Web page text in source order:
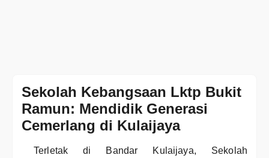
Sekolah Kebangsaan Lktp Bukit
Ramun: Mendidik Generasi
Cemerlang di Kulaijaya
Terletak di Bandar Kulaijaya, Sekolah